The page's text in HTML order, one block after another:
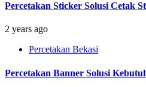
Percetakan Sticker Solusi Cetak
2 years ago
Percetakan Bekasi
Percetakan Banner Solusi